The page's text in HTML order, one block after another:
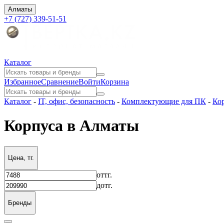
Алматы
+7 (727) 339-51-51
Каталог
ИзбранноеСравнениеВойтиКорзина
Каталог - IT, офис, безопасность - Комплектующие для ПК -
Корпуса в Алматы
Цена, тг.
оттг.
дотг.
Бренды